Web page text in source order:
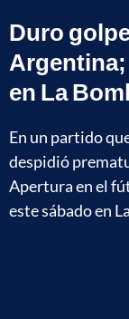
Duro
en La
En un partido
despidió
Apertura en el
este sábado en